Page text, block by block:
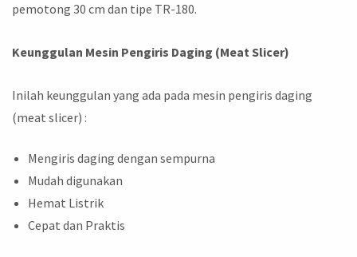
pemotong 30 cm dan tipe TR-180.
Keunggulan Mesin Pengiris Daging (Meat Slicer)
Inilah keunggulan yang ada pada mesin pengiris daging
(meat slicer) :
Mengiris daging dengan sempurna
Mudah digunakan
Hemat Listrik
Cepat dan Praktis